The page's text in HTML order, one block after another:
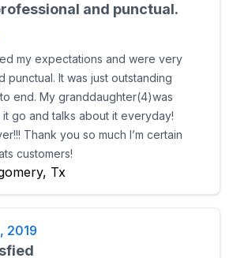
and punctual.
my expectations and were very
punctual. It was just outstanding
end. My granddaughter(4)was
go and talks about it everyday!
Thank you so much I’m certain
customers!
Tx
2019